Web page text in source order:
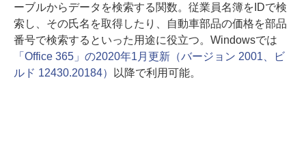
ーブルからデータを検索する関数。従業員名簿をIDで検
索し、その氏名を取得したり、自動車部品の価格を部品
番号で検索するといった用途に役立つ。Windowsでは
「Office 365」の2020年1月更新（バージョン 2001、ビ
ルド 12430.20184）
以降で利用可能。